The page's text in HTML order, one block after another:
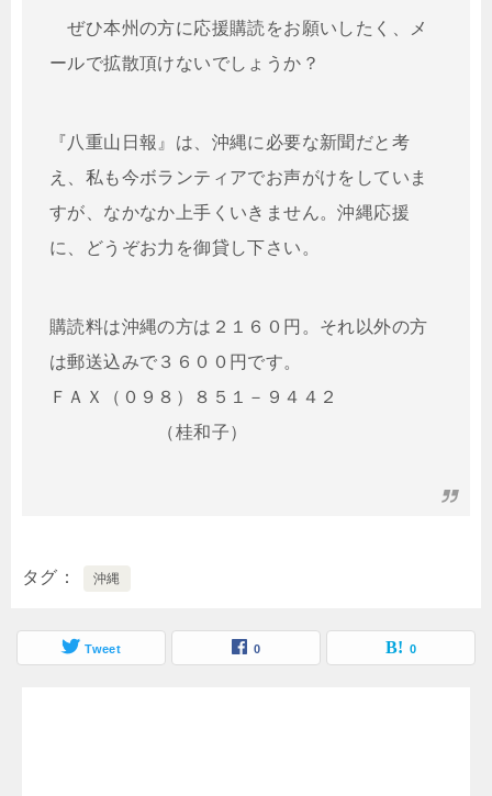
ぜひ本州の方に応援購読をお願いしたく、メ
ールで拡散頂けないでしょうか？
『八重山日報』は、沖縄に必要な新聞だと考
え、私も今ボランティアでお声がけをしていま
すが、なかなか上手くいきません。沖縄応援
に、どうぞお力を御貸し下さい。
購読料は沖縄の方は２１６０円。それ以外の方
は郵送込みで３６００円です。
ＦＡＸ（０９８）８５１－９４４２
（桂和子）
タグ 沖縄
Tweet 0 0